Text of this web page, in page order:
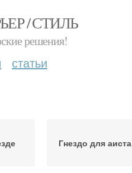
/ СТИЛЬ
решения!
статьи
Гнездо для аиста